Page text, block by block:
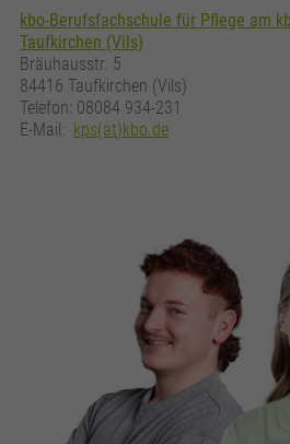
kbo-Berufsfachschule für Pflege am
Taufkirchen (Vils)
Bräuhausstr. 5
84416 Taufkirchen (Vils)
Telefon: 08084 934-231
E-Mail: kps(at)kbo.de